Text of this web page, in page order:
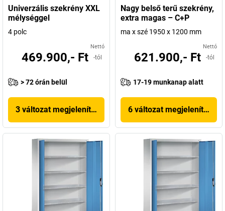
Univerzális szekrény XXL
mélységgel
4 polc
Nettó
469.900,- Ft -tól
> 72 órán belül
3 változat megjelenítése
Nagy belső terű szekrény,
extra magas – C+P
ma x szé 1950 x 1200 mm
Nettó
621.900,- Ft -tól
17-19 munkanap alatt
6 változat megjelenítése